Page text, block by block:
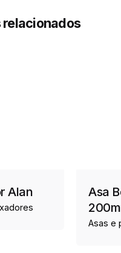
relacionados
Alan
Asa
Asas e